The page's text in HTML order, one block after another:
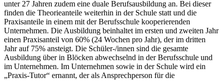
unter 27 Jahren zudem eine duale Berufsausbildung an. Bei dieser
finden die Theorieanteile weiterhin in der Schule statt und die
Praxisanteile in einem mit der Berufsschule kooperierenden
Unternehmen. Die Ausbildung beinhaltet im ersten und zweiten Jahr
einen Praxisanteil von 60% (24 Wochen pro Jahr), der im dritten
Jahr auf 75% ansteigt. Die Schüler-/innen sind die gesamte
Ausbildung über in Blöcken abwechselnd in der Berufsschule und
im Unternehmen. Im Unternehmen sowie in der Schule wird ein
„Praxis-Tutor“ ernannt, der als Ansprechperson für die